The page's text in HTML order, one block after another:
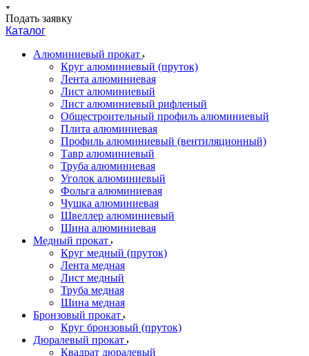
Подать заявку
Каталог
Алюминиевый прокат
Круг алюминиевый (пруток)
Лента алюминиевая
Лист алюминиевый
Лист алюминиевый рифленый
Общестроительный профиль алюминиевый
Плита алюминиевая
Профиль алюминиевый (вентиляционный)
Тавр алюминиевый
Труба алюминиевая
Уголок алюминиевый
Фольга алюминиевая
Чушка алюминиевая
Швеллер алюминиевый
Шина алюминиевая
Медный прокат
Круг медный (пруток)
Лента медная
Лист медный
Труба медная
Шина медная
Бронзовый прокат
Круг бронзовый (пруток)
Дюралевый прокат
Квадрат дюралевый